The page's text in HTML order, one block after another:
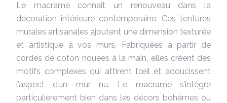
Le macramé connaît un renouveau dans la
décoration intérieure contemporaine. Ces tentures
murales artisanales ajoutent une dimension texturée
et artistique à vos murs. Fabriquées à partir de
cordes de coton nouées à la main, elles créent des
motifs complexes qui attirent l’œil et adoucissent
l’aspect d’un mur nu. Le macramé s’intègre
particulièrement bien dans les décors bohèmes ou